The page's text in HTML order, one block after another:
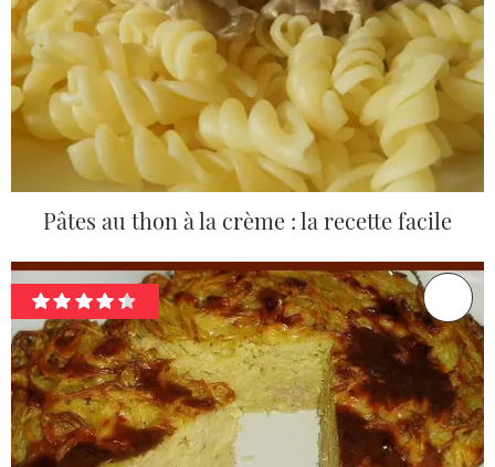
Pâtes au thon à la crème : la recette facile